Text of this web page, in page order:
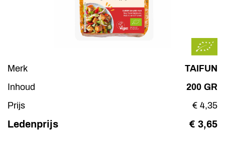
Merk
TAIFUN
Inhoud
200 GR
Prijs
€ 4,35
Ledenprijs € 3,65